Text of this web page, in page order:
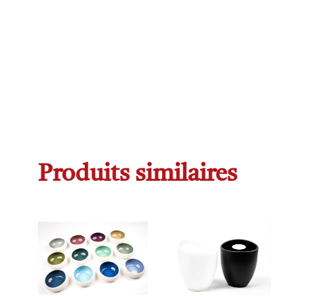
Produits similaires